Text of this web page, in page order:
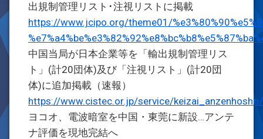
出規制管理リスト･注視リストに掲載
https://www.jcipo.org/theme01/
中国当局が日本企業等を「輸出規制管理リス
ト」(計20団体)及び「注視リスト」(計20団
体)に追加掲載（速報）
https://www.cistec.or.jp/service/
ヨコオ、電波暗室を中国・東莞に新設…アンテ
ナ評価を現地完結へ